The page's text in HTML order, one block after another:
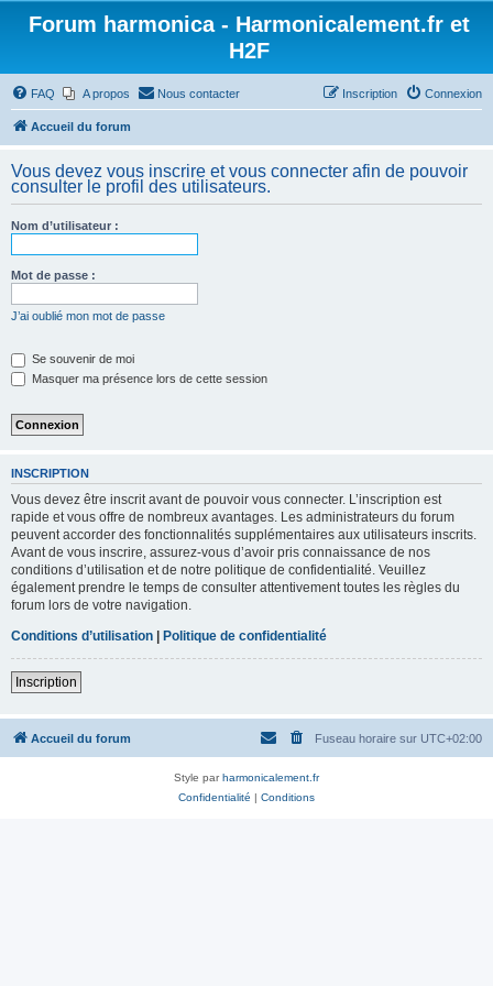
Forum harmonica - Harmonicalement.fr et
H2F
FAQ A propos Nous contacter Connexion
Inscription
Accueil du forum
Vous devez vous inscrire et vous connecter afin de pouvoir
consulter le profil des utilisateurs.
Nom d’utilisateur :
Mot de passe :
J’ai oublié mon mot de passe
Se souvenir de moi
Masquer ma présence lors de cette session
INSCRIPTION
Vous devez être inscrit avant de pouvoir vous connecter. L’inscription est
rapide et vous offre de nombreux avantages. Les administrateurs du forum
peuvent accorder des fonctionnalités supplémentaires aux utilisateurs inscrits.
Avant de vous inscrire, assurez-vous d’avoir pris connaissance de nos
conditions d’utilisation et de notre politique de confidentialité. Veuillez
également prendre le temps de consulter attentivement toutes les règles du
forum lors de votre navigation.
Conditions d’utilisation | Politique de confidentialité
Inscription
Accueil du forum Fuseau horaire sur UTC+02:00
Style parharmonicalement.fr
Confidentialité | Conditions